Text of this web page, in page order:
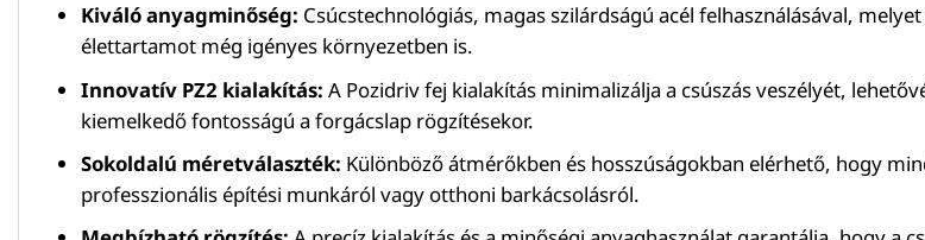
Kiváló anyagminőség: Csúcstechnológiás, magas szilárdságú acél felhasználásával,
élettartamot még igényes környezetben is.
Innovatív PZ2 kialakítás: A Pozidriv fej kialakítás minimalizálja a csúszás veszélyét,
kiemelkedő fontosságú a forgácslap rögzítésekor.
Sokoldalú méretválaszték: Különböző átmérőkben és hosszúságokban elérhető, hogy
professzionális építési munkáról vagy otthoni barkácsolásról.